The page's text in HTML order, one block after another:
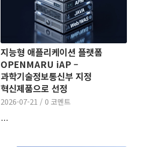
지능형 애플리케이션 플랫폼
OPENMARU iAP –
과학기술정보통신부 지정
혁신제품으로 선정
2026-07-21 / 0 코멘트
…